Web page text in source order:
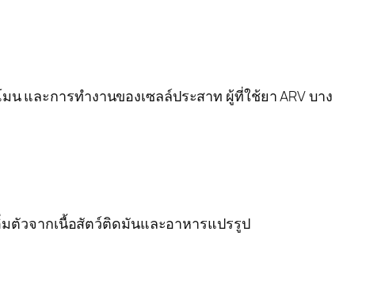
และการทำงานของเซลล์ประสาท ผู้ที่ใช้ยา ARV บาง
วจากเนื้อสัตว์ติดมันและอาหารแปรรูป